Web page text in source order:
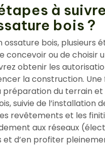
à
bois ?
bois, plusieurs
concevoir ou de choisir
obtenir les
la construction. Une
du terrain et
suivie de l’installation
revêtements et les
aux réseaux
d’en profiter